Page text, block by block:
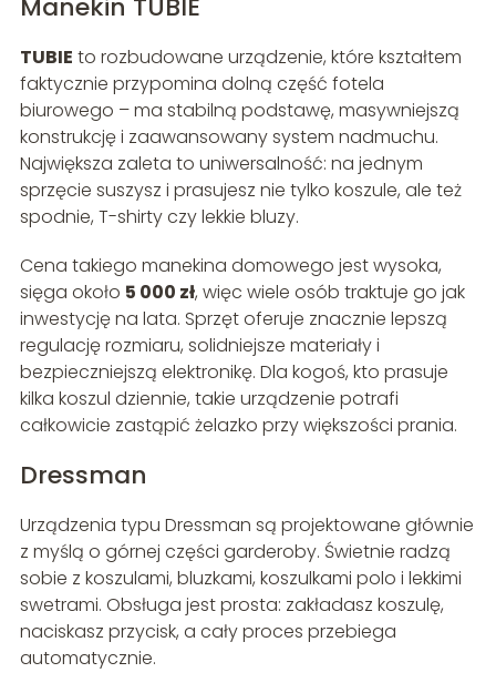
Manekin TUBIE
TUBIE to rozbudowane urządzenie, które kształtem
faktycznie przypomina dolną część fotela
biurowego – ma stabilną podstawę, masywniejszą
konstrukcję i zaawansowany system nadmuchu.
Największa zaleta to uniwersalność: na jednym
sprzęcie suszysz i prasujesz nie tylko koszule, ale też
spodnie, T-shirty czy lekkie bluzy.
Cena takiego manekina domowego jest wysoka,
sięga około 5 000 zł, więc wiele osób traktuje go jak
inwestycję na lata. Sprzęt oferuje znacznie lepszą
regulację rozmiaru, solidniejsze materiały i
bezpieczniejszą elektronikę. Dla kogoś, kto prasuje
kilka koszul dziennie, takie urządzenie potrafi
całkowicie zastąpić żelazko przy większości prania.
Dressman
Urządzenia typu Dressman są projektowane głównie
z myślą o górnej części garderoby. Świetnie radzą
sobie z koszulami, bluzkami, koszulkami polo i lekkimi
swetrami. Obsługa jest prosta: zakładasz koszulę,
naciskasz przycisk, a cały proces przebiega
automatycznie.